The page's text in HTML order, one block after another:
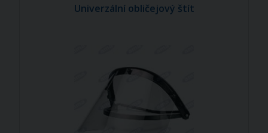
Univerzální obličejový štít